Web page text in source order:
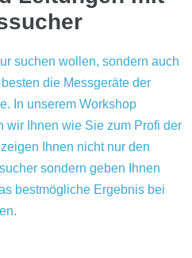
suchen wollen, sondern auch
die Messgeräte der
In unserem Workshop
wir Ihnen wie Sie zum Profi der
Ihnen nicht nur den
sondern geben Ihnen
bestmögliche Ergebnis bei